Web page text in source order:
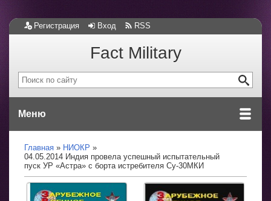
Регистрация Вход RSS
Fact Military
Меню
Главная
НИОКР
04.05.2014 Индия провела успешный испытательный
пуск УР «Астра» с борта истребителя Су-30МКИ